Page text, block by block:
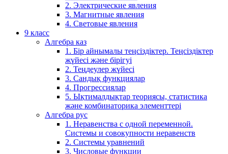
2. Электрические явления
3. Магнитные явления
4. Световые явления
9 класс
Алгебра каз
1. Бір айнымалы теңсіздіктер. Теңсіздіктер
жүйесі және бірігуі
2. Теңдеулер жүйесі
3. Сандық функциялар
4. Прогрессиялар
5. Ықтималдықтар теориясы, статистика
және комбинаторика элементтері
Алгебра рус
1. Неравенства с одной переменной.
Системы и совокупности неравенств
2. Системы уравнений
3. Числовые функции